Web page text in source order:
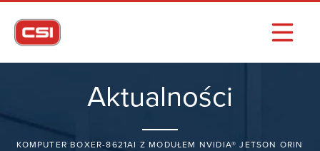
Aktualności
KOMPUTER BOXER-8621AI Z MODUŁEM NVIDIA® JETSON ORIN